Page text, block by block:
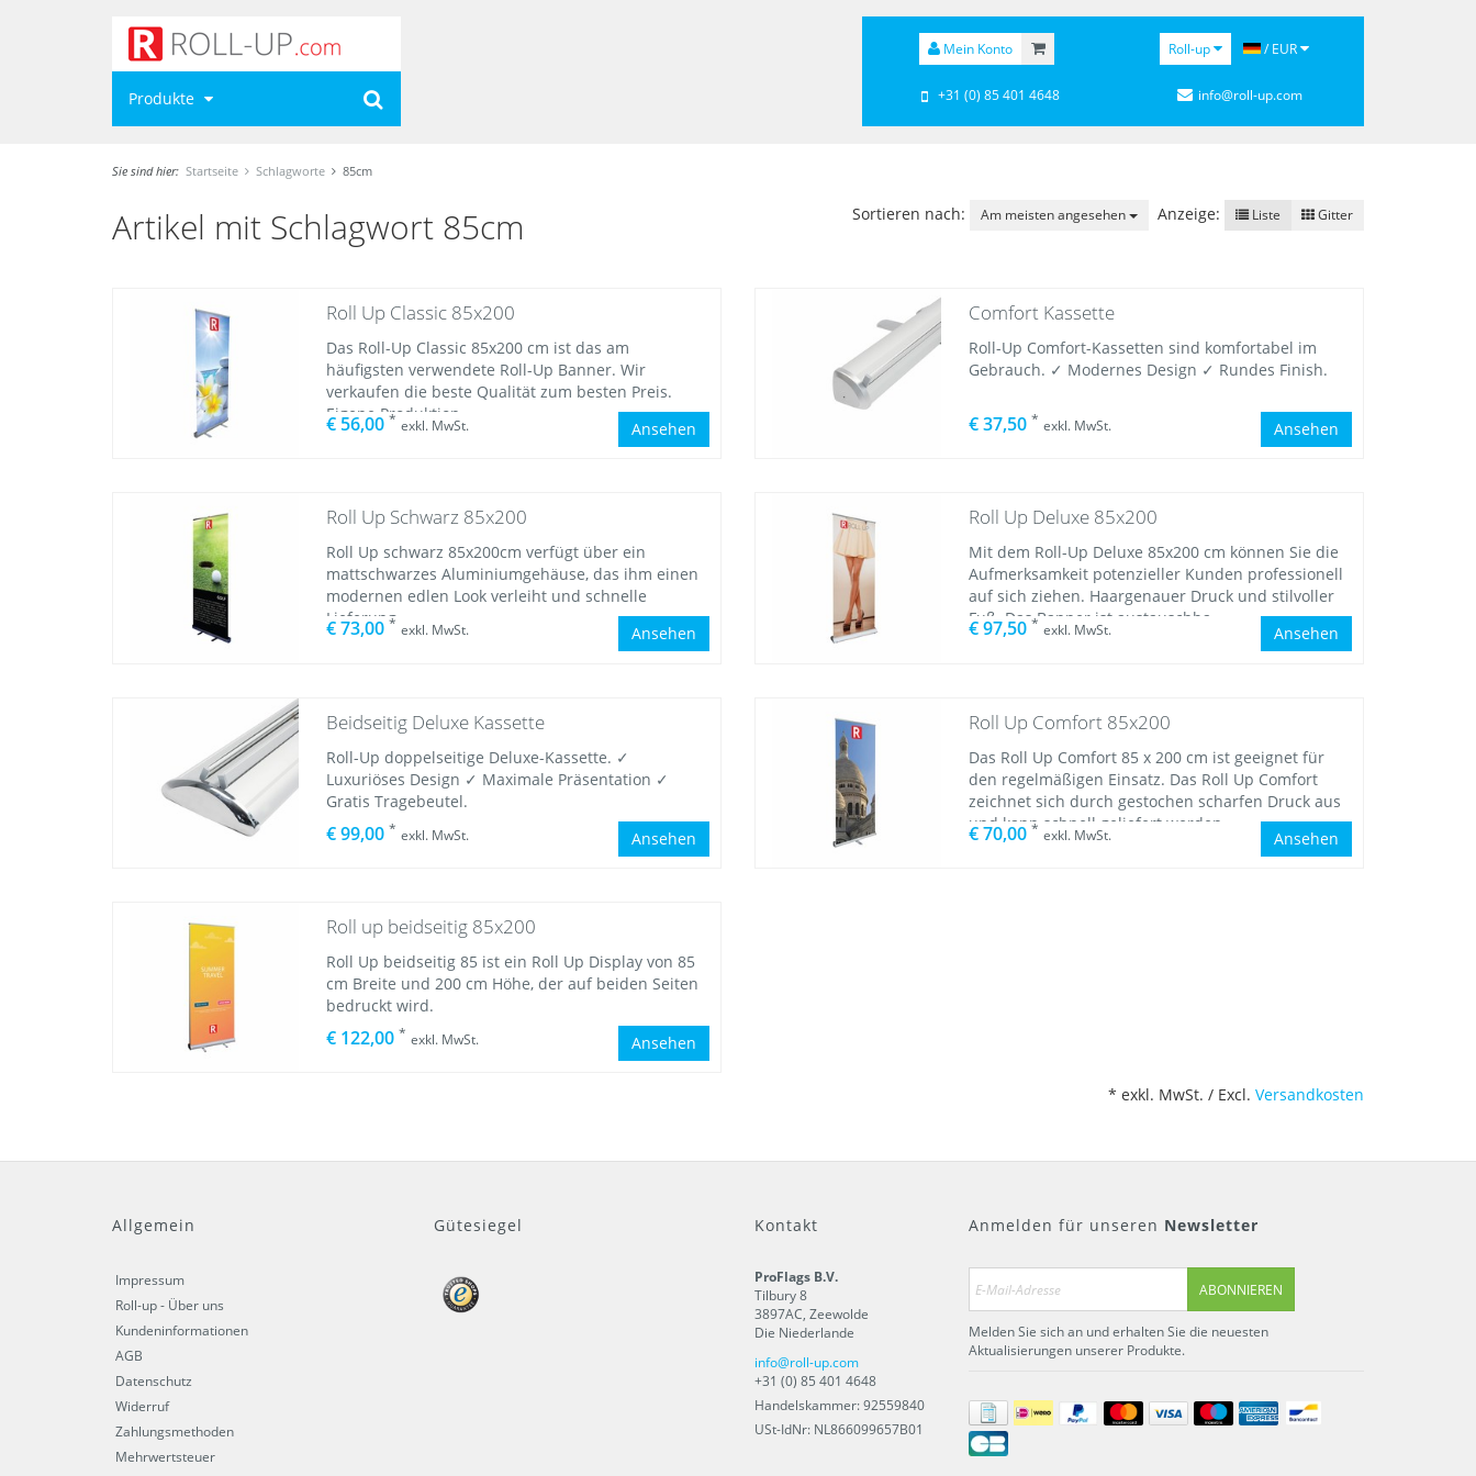
Produkte
Mein Konto Roll-up / EUR
+31 (0) 85 401 4648 info@roll-up.com
Sie sind hier: Startseite Schlagworte 85cm
Artikel mit Schlagwort 85cm Sortieren nach: Am meisten angesehen Anzeige: Liste Gitter
Roll Up Classic 85x200
Das Roll-Up Classic 85x200 cm ist das am
häufigsten verwendete Roll-Up Banner. Wir
verkaufen die beste Qualität zum besten Preis.
Eigene Produktion.
€ 56,00 * exkl. MwSt. Ansehen
Comfort Kassette
Roll-Up Comfort-Kassetten sind komfortabel im
Gebrauch. ✓ Modernes Design ✓ Rundes Finish.
€ 37,50 * exkl. MwSt. Ansehen
Roll Up Schwarz 85x200
Roll Up schwarz 85x200cm verfügt über ein
mattschwarzes Aluminiumgehäuse, das ihm einen
modernen edlen Look verleiht und schnelle
Lieferung.
€ 73,00 * exkl. MwSt. Ansehen
Roll Up Deluxe 85x200
Mit dem Roll-Up Deluxe 85x200 cm können Sie die
Aufmerksamkeit potenzieller Kunden professionell
auf sich ziehen. Haargenauer Druck und stilvoller
Fuß. Das Banner ist austauschba
€ 97,50 * exkl. MwSt. Ansehen
Beidseitig Deluxe Kassette
Roll-Up doppelseitige Deluxe-Kassette. ✓
Luxuriöses Design ✓ Maximale Präsentation ✓
Gratis Tragebeutel.
€ 99,00 * exkl. MwSt. Ansehen
Roll Up Comfort 85x200
Das Roll Up Comfort 85 x 200 cm ist geeignet für
den regelmäßigen Einsatz. Das Roll Up Comfort
zeichnet sich durch gestochen scharfen Druck aus
und kann schnell geliefert werden
€ 70,00 * exkl. MwSt. Ansehen
Roll up beidseitig 85x200
Roll Up beidseitig 85 ist ein Roll Up Display von 85
cm Breite und 200 cm Höhe, der auf beiden Seiten
bedruckt wird.
€ 122,00 * exkl. MwSt. Ansehen
* exkl. MwSt. / Excl. Versandkosten
Allgemein
Impressum
Roll-up - Über uns
Kundeninformationen
AGB
Datenschutz
Widerruf
Zahlungsmethoden
Mehrwertsteuer
Gütesiegel Kontakt
ProFlags B.V.
Tilbury 8
3897AC, Zeewolde
Die Niederlande
info@roll-up.com
+31 (0) 85 401 4648
Handelskammer: 92559840
USt-IdNr: NL866099657B01
Anmelden für unseren Newsletter
ABONNIEREN
Melden Sie sich an und erhalten Sie die neuesten
Aktualisierungen unserer Produkte.